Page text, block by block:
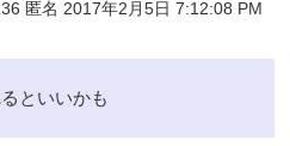
匿名 2017年2月5日 7:12:08 PM
といいかも